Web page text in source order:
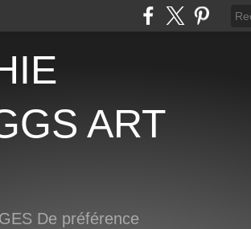
ART
De préférence